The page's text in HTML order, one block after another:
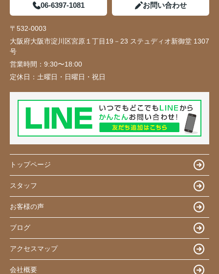
06-6397-1081 お問い合わせ
〒532-0003
大阪府大阪市淀川区宮原１丁目19－23 ステュディオ新御堂 1307
号
営業時間： 9:30〜18:00
定休日： 土曜日・日曜日・祝日
トップページ
スタッフ
お客様の声
ブログ
アクセスマップ
会社概要